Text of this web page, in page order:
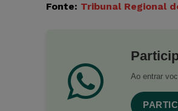
Fonte: Tribunal Regional
Ao entrar